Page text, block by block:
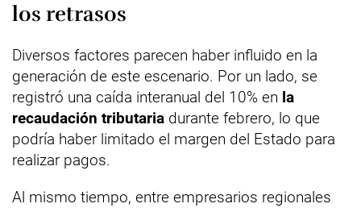
los retrasos
Diversos factores parecen haber influido en la
generación de este escenario. Por un lado, se
registró una caída interanual del 10% en la
recaudación tributaria durante febrero, lo que
podría haber limitado el margen del Estado para
realizar pagos.
Al mismo tiempo, entre empresarios regionales